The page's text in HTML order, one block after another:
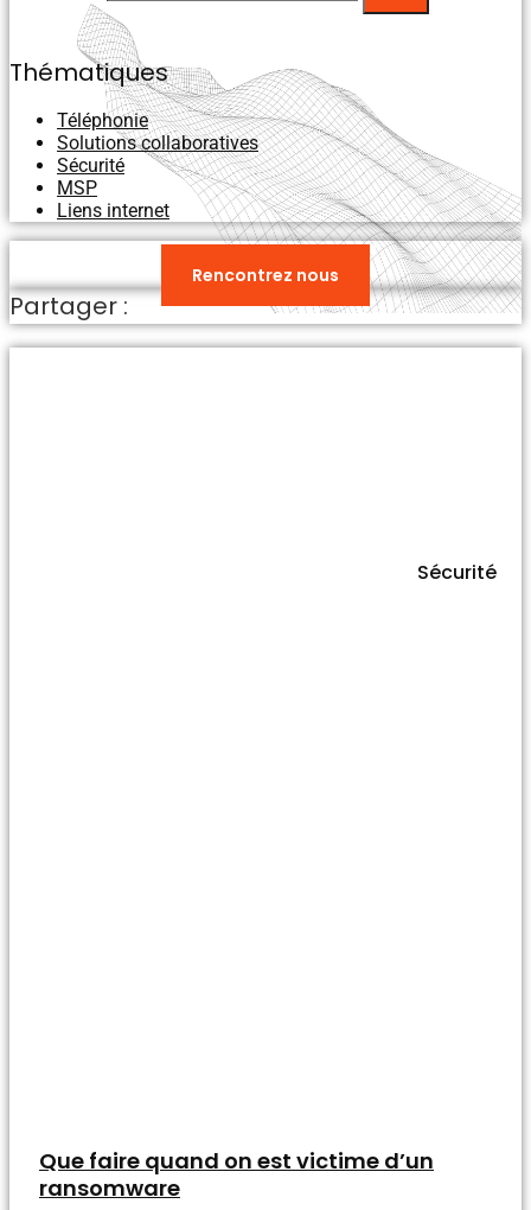
Thématiques
Téléphonie
Solutions collaboratives
Sécurité
MSP
Liens internet
Vous avez des questions ?​
Rencontrez nous
Partager :
Sécurité
Que faire quand on est victime d’un
ransomware